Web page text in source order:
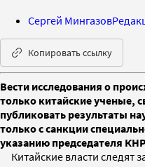
Сергей Мингазов
Копировать ссылку
Вести исследования о
только китайские ученые,
публиковать результаты
только с санкции
указанию председателя
Китайские власти следят